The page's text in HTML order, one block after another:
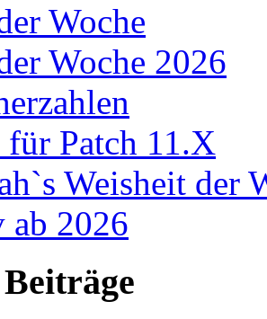
Woche
Woche 2026
Patch 11.X
Weisheit der
2026